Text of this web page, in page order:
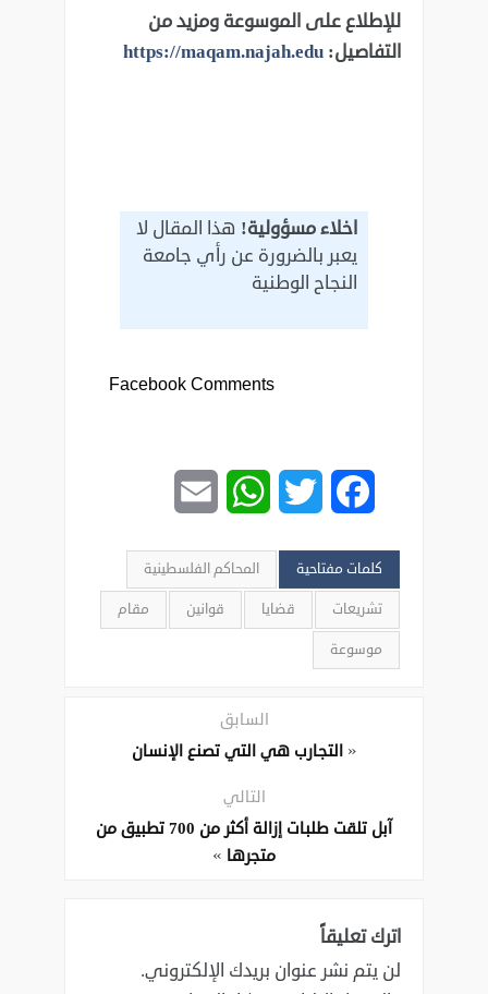
للإطلاع على الموسوعة ومزيد من
التفاصيل: https://maqam.najah.edu
اخلاء مسؤولية! هذا المقال لا
يعبر بالضرورة عن رأي جامعة
النجاح الوطنية
Facebook Comments
Facebook
Twitter
WhatsApp
كلمات مفتاحية المحاكم الفلسطينية
تشريعات قضايا قوانين مقام
موسوعة
السابق
«التجارب هي التي تصنع الإنسان
التالي
آبل تلقت طلبات إزالة أكثر من 700 تطبيق من
متجرها »
اترك تعليقاً
لن يتم نشر عنوان بريدك الإلكتروني.